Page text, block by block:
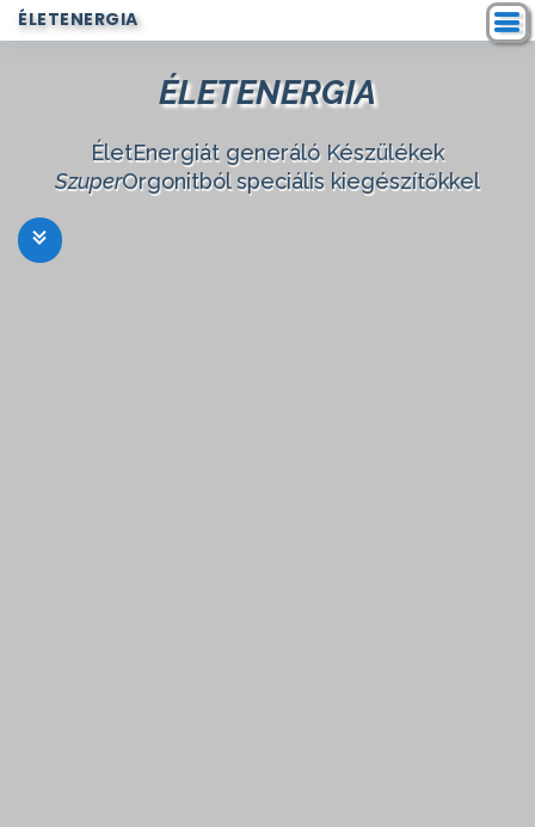
ÉLETENERGIA
ÉLETENERGIA
ÉletEnergiát generáló Készülékek
SzuperOrgonitból speciális kiegészítőkkel